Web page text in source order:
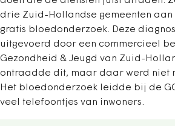
drie Zuid-Hollandse gemeenten aan
gratis bloedonderzoek. Deze
uitgevoerd door een commercieel
Gezondheid & Jeugd van Zuid-
ontraadde dit, maar daar werd niet
Het bloedonderzoek leidde bij de
veel telefoontjes van inwoners.